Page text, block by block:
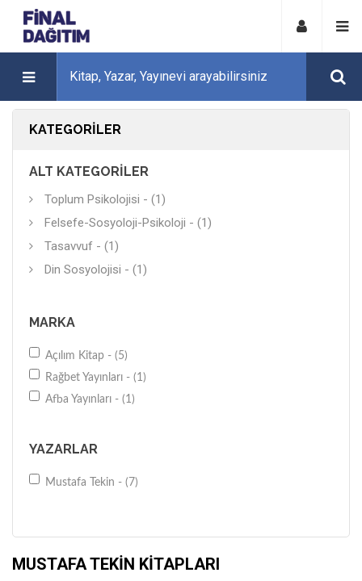
KATEGORILER
ALT KATEGORILER
Toplum Psikolojisi - (1)
Felsefe-Sosyoloji-Psikoloji - (1)
Tasavvuf - (1)
Din Sosyolojisi - (1)
MARKA
Açılım Kitap - (5)
Rağbet Yayınları - (1)
Afba Yayınları - (1)
YAZARLAR
Mustafa Tekin - (7)
MUSTAFA TEKIN KITAPLARI